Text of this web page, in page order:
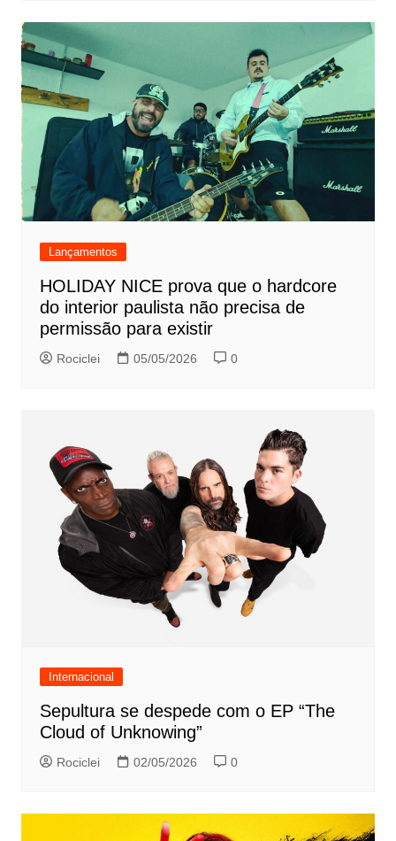
Lançamentos
HOLIDAY NICE prova que o hardcore
do interior paulista não precisa de
permissão para existir
Rociclei 05/05/2026 0
Internacional
Sepultura se despede com o EP “The
Cloud of Unknowing”
Rociclei 02/05/2026 0